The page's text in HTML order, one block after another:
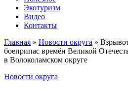
Экотуризм
Видео
Контакты
Главная » Новости округа »
боеприпас времён Великой
в Волоколамском округе
Новости округа